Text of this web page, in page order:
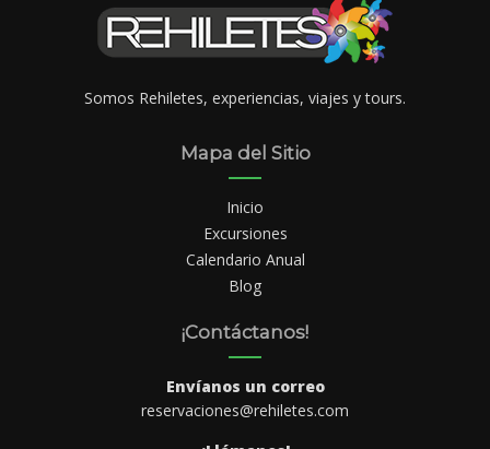
Somos Rehiletes, experiencias, viajes y tours.
Mapa del Sitio
Inicio
Excursiones
Calendario Anual
Blog
¡Contáctanos!
Envíanos un correo
reservaciones@rehiletes.com